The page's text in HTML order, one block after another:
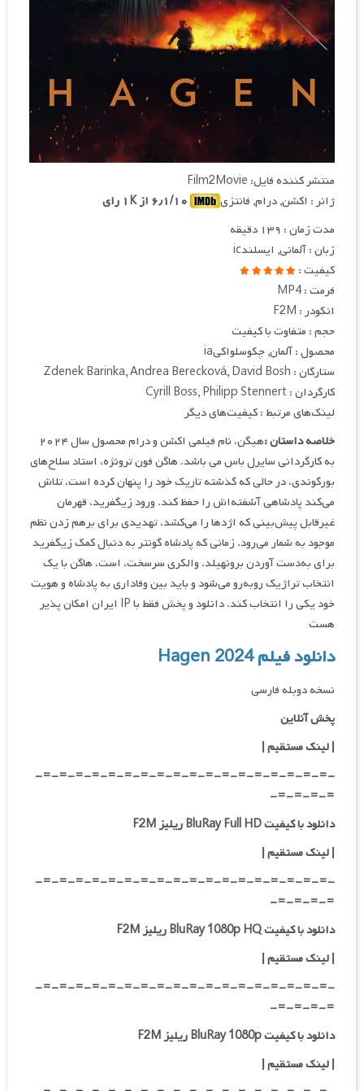
منتشر کننده فایل: Film2Movie
ژانر : اکشن, درام, فانتزی
مدت زمان : ۱۳۹ دقیقه
زبان : آلمانی, ایسلندic
کیفیت :
فرمت : MP4
انکودر : F2M
حجم : متفاوت با کیفیت
محصول : آلمان, چکوسلواکیia
ستارگان : Zdenek Barinka, Andrea Berecková, David Bosh
کارگردان : Cyrill Boss, Philipp Stennert
لینک‌های مرتبط : کیفیت‌های دیگر
خلاصه داستان :
هیگن، نام فیلمی اکشن و درام محصول سال ۲۰۲۴
به کارگردانی سایرل باس می باشد. هاگن فون ترونژه، استاد سلاح‌های
بورگوندی، در حالی که گذشته تاریک خود را پنهان کرده است، تلاش
می‌کند پادشاهی آشفته‌اش را حفظ کند. ورود زیگفرید، قهرمان
غیرقابل پیش‌بینی که اژدها را می‌کشد، تهدیدی برای برهم زدن نظم
موجود به شمار می‌رود. زمانی که پادشاه گونتر به دنبال کمک زیگفرید
برای به‌دست آوردن برونهیلد، والکری سرسخت، است، هاگن با یک
انتخاب تراژیک روبه‌رو می‌شود و باید بین وفاداری به پادشاه و هویت
خود یکی را انتخاب کند. دانلود و پخش فقط با IP ایران امکان پذیر
هست
دانلود فیلم Hagen 2024
نسخه دوبله فارسی
پخش آنلاین
| لینک مستقیم|
-=-=-=-=-=-=-=-=-=-=-=-=-=-=-=-=-=-=-
=-=-=-=-
دانلود با کیفیت BluRay Full HD ریلیز F2M
|لینک مستقیم|
-=-=-=-=-=-=-=-=-=-=-=-=-=-=-=-=-=-=-
=-=-=-=-
دانلود با کیفیت BluRay 1080p HQ ریلیز F2M
|لینک مستقیم|
-=-=-=-=-=-=-=-=-=-=-=-=-=-=-=-=-=-=-
=-=-=-=-
دانلود با کیفیت BluRay 1080p ریلیز F2M
|لینک مستقیم|